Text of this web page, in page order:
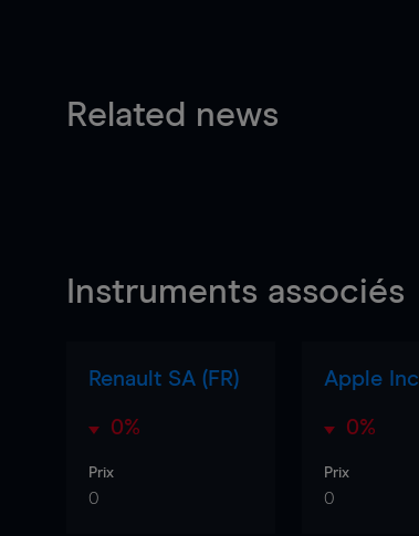
Related news
Instruments associés
Renault SA (FR)
0%
Prix
0
Apple Inc
0%
Prix
0